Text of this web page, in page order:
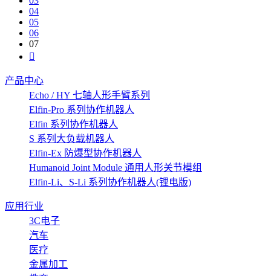
04
05
06
07
产品中心
Echo / HY 七轴人形手臂系列
Elfin-Pro 系列协作机器人
Elfin 系列协作机器人
S 系列大负载机器人
Elfin-Ex 防爆型协作机器人
Humanoid Joint Module 通用人形关节模组
Elfin-Li、S-Li 系列协作机器人(锂电版)
应用行业
3C电子
汽车
医疗
金属加工